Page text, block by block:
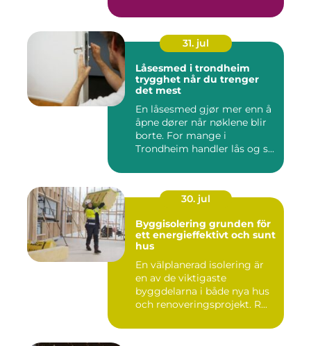
31. jul
Låsesmed i trondheim
trygghet når du trenger
det mest
En låsesmed gjør mer enn å
åpne dører når nøklene blir
borte. For mange i
Trondheim handler lås og s...
30. jul
Byggisolering grunden för
ett energieffektivt och sunt
hus
En välplanerad isolering är
en av de viktigaste
byggdelarna i både nya hus
och renoveringsprojekt. R...